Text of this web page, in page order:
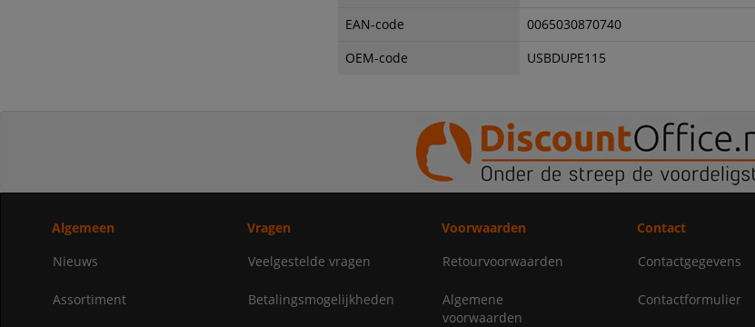
EAN-code
0065030870740
OEM-code
USBDUPE115
Algemeen
Nieuws
Assortiment
Vragen
Veelgestelde vragen
Betalingsmogelijkheden
Voorwaarden
Retourvoorwaarden
Algemene
voorwaarden
Contact
Contactgegevens
Contactformulier